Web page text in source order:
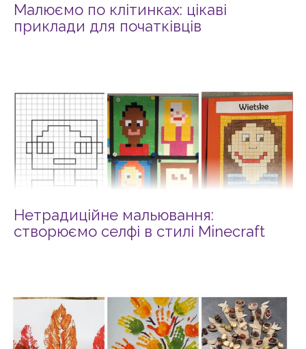
Малюємо по клітинках: цікаві
приклади для початківців
Нетрадиційне мальювання:
створюємо селфі в стилі Minecraft